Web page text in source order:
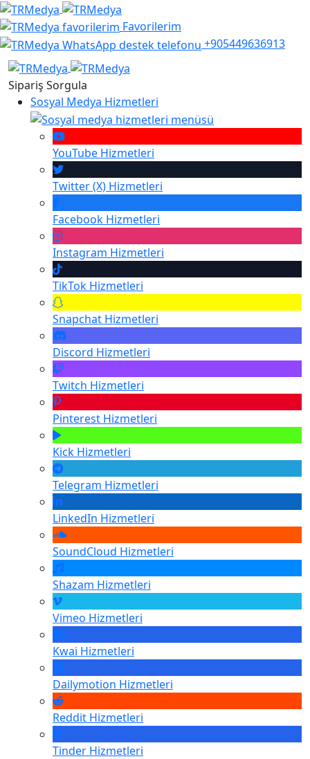
Favorilerim
+905449636913
Sipariş Sorgula
Sosyal Medya Hizmetleri
YouTube Hizmetleri
Twitter (X) Hizmetleri
Facebook Hizmetleri
Instagram Hizmetleri
TikTok Hizmetleri
Snapchat Hizmetleri
Discord Hizmetleri
Twitch Hizmetleri
Pinterest Hizmetleri
Kick Hizmetleri
Telegram Hizmetleri
LinkedIn Hizmetleri
SoundCloud Hizmetleri
Shazam Hizmetleri
Vimeo Hizmetleri
Kwai Hizmetleri
Dailymotion Hizmetleri
Reddit Hizmetleri
Tinder Hizmetleri